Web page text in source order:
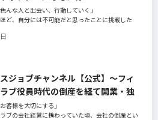
んな人と出会い、行動していく」
ど、自分には不可能だと思ったことに挑戦した
けでは思いつかないことを行動に移してきた結果
ンストラクターになるために若松さんが取られた
ジョブチャンネル【公式】～フィ
ブ役員時代の倒産を経て開業・独
客様を大切にする」
ブの会社経営に携わっていた頃、会社の倒産とい